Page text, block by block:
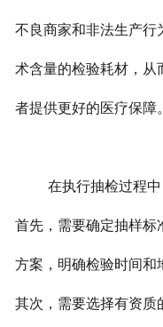
不良商家和非法生产行
术含量的检验耗材，从
者提供更好的医疗保障。
在执行抽检过程
首先，需要确定抽样标
方案，明确检验时间和
其次，需要选择有资质